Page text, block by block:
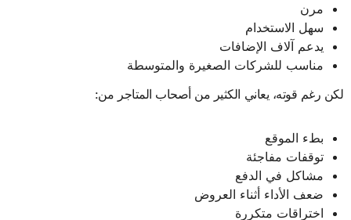
مرن
سهل الاستخدام
يدعم آلاف الإضافات
مناسب للشركات الصغيرة والمتوسطة
لكن رغم قوته، يعاني الكثير من أصحاب المتاجر من:
بطء الموقع
توقفات مفاجئة
مشاكل في الدفع
ضعف الأداء أثناء العروض
اختراقات متكررة